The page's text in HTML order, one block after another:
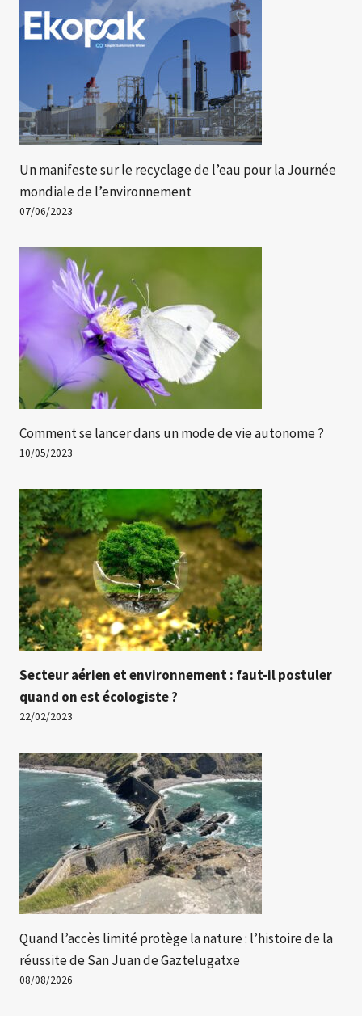
Un manifeste sur le recyclage de l’eau pour la Journée
mondiale de l’environnement
07/06/2023
Comment se lancer dans un mode de vie autonome ?
10/05/2023
Secteur aérien et environnement : faut-il postuler
quand on est écologiste ?
22/02/2023
Quand l’accès limité protège la nature : l’histoire de la
réussite de San Juan de Gaztelugatxe
08/08/2026